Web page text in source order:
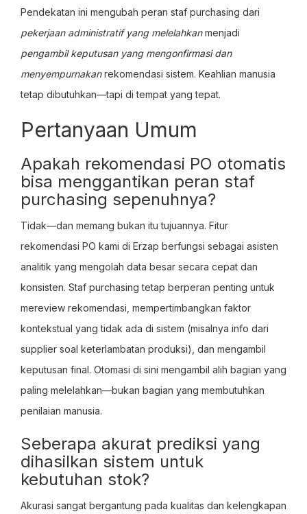
Pendekatan ini mengubah peran staf purchasing dari
pekerjaan administratif yang melelahkanmenjadi
pengambil keputusan yang mengonfirmasi dan
menyempurnakanrekomendasi sistem. Keahlian manusia
tetap dibutuhkan—tapi di tempat yang tepat.
Pertanyaan Umum
Apakah rekomendasi PO otomatis
bisa menggantikan peran staf
purchasing sepenuhnya?
Tidak—dan memang bukan itu tujuannya. Fitur
rekomendasi PO kami di Erzap berfungsi sebagai asisten
analitik yang mengolah data besar secara cepat dan
konsisten. Staf purchasing tetap berperan penting untuk
mereview rekomendasi, mempertimbangkan faktor
kontekstual yang tidak ada di sistem (misalnya info dari
supplier soal keterlambatan produksi), dan mengambil
keputusan final. Otomasi di sini mengambil alih bagian yang
paling melelahkan—bukan bagian yang membutuhkan
penilaian manusia.
Seberapa akurat prediksi yang
dihasilkan sistem untuk
kebutuhan stok?
Akurasi sangat bergantung pada kualitas dan kelengkapan